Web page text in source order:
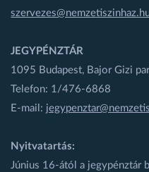
JEGYPÉNZTÁR
1095 Budapest, Bajor Gizi
Telefon: 1/476-6868
E-mail:
Nyitvatartás:
Június 16-ától a jegypénztár